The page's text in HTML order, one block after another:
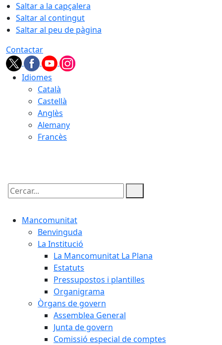
Saltar a la capçalera
Saltar al contingut
Saltar al peu de pàgina
Contactar
Idiomes
Català
Castellà
Anglès
Alemany
Francès
Cercar:
Mancomunitat
Benvinguda
La Institució
La Mancomunitat La Plana
Estatuts
Pressupostos i plantilles
Organigrama
Òrgans de govern
Assemblea General
Junta de govern
Comissió especial de comptes